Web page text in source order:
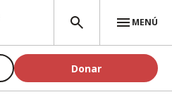
MENÚ
Donar